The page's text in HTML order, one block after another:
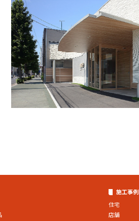
施工事例
住宅
店舗